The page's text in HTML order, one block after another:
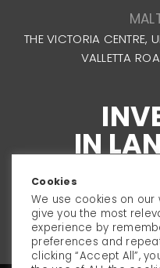
THE VICTORIA CENTRE,
VALLETTA
IN
Cookies
We use cookies on our
give you the most
experience by
preferences and
clicking “Accept All”,